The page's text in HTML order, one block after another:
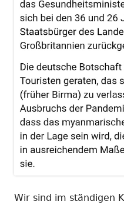
Wir sind im ständigen